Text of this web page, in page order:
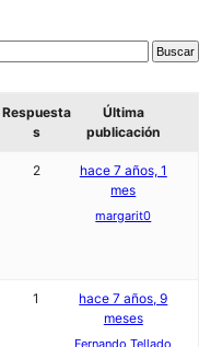
Respuesta
s
Última
publicación
2
hace 7 años, 1
mes
margarit0
1
hace 7 años, 9
meses
Fernando Tellado